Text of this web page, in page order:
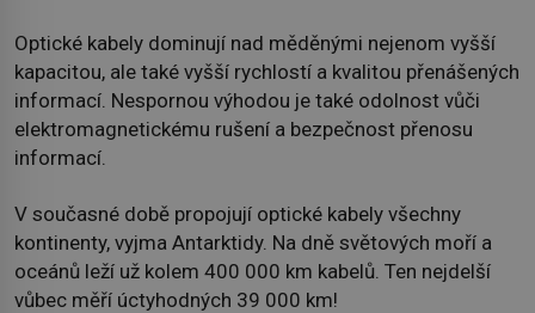
Optické kabely dominují nad měděnými nejenom vyšší
kapacitou, ale také vyšší rychlostí a kvalitou přenášených
informací. Nespornou výhodou je také odolnost vůči
elektromagnetickému rušení a bezpečnost přenosu
informací.
V současné době propojují optické kabely všechny
kontinenty, vyjma Antarktidy. Na dně světových moří a
oceánů leží už kolem 400 000 km kabelů. Ten nejdelší
vůbec měří úctyhodných 39 000 km!